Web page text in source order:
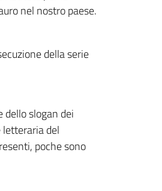
nel nostro paese.
della serie
slogan dei
del
poche sono